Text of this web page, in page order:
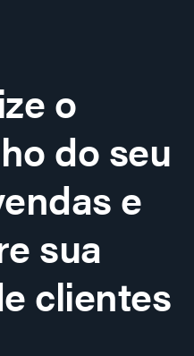
o
do seu
e
sua
clientes